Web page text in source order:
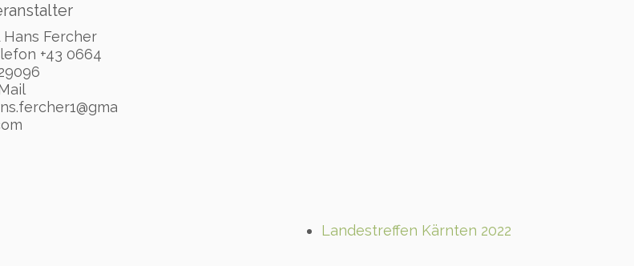
Hans Fercher
+43 0664
Landestreffen Kärnten 2022